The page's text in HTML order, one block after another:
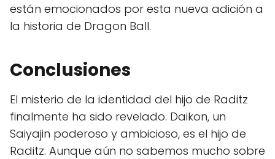
están emocionados por esta nueva adición a
la historia de Dragon Ball.
Conclusiones
El misterio de la identidad del hijo de Raditz
finalmente ha sido revelado. Daikon, un
Saiyajin poderoso y ambicioso, es el hijo de
Raditz. Aunque aún no sabemos mucho sobre